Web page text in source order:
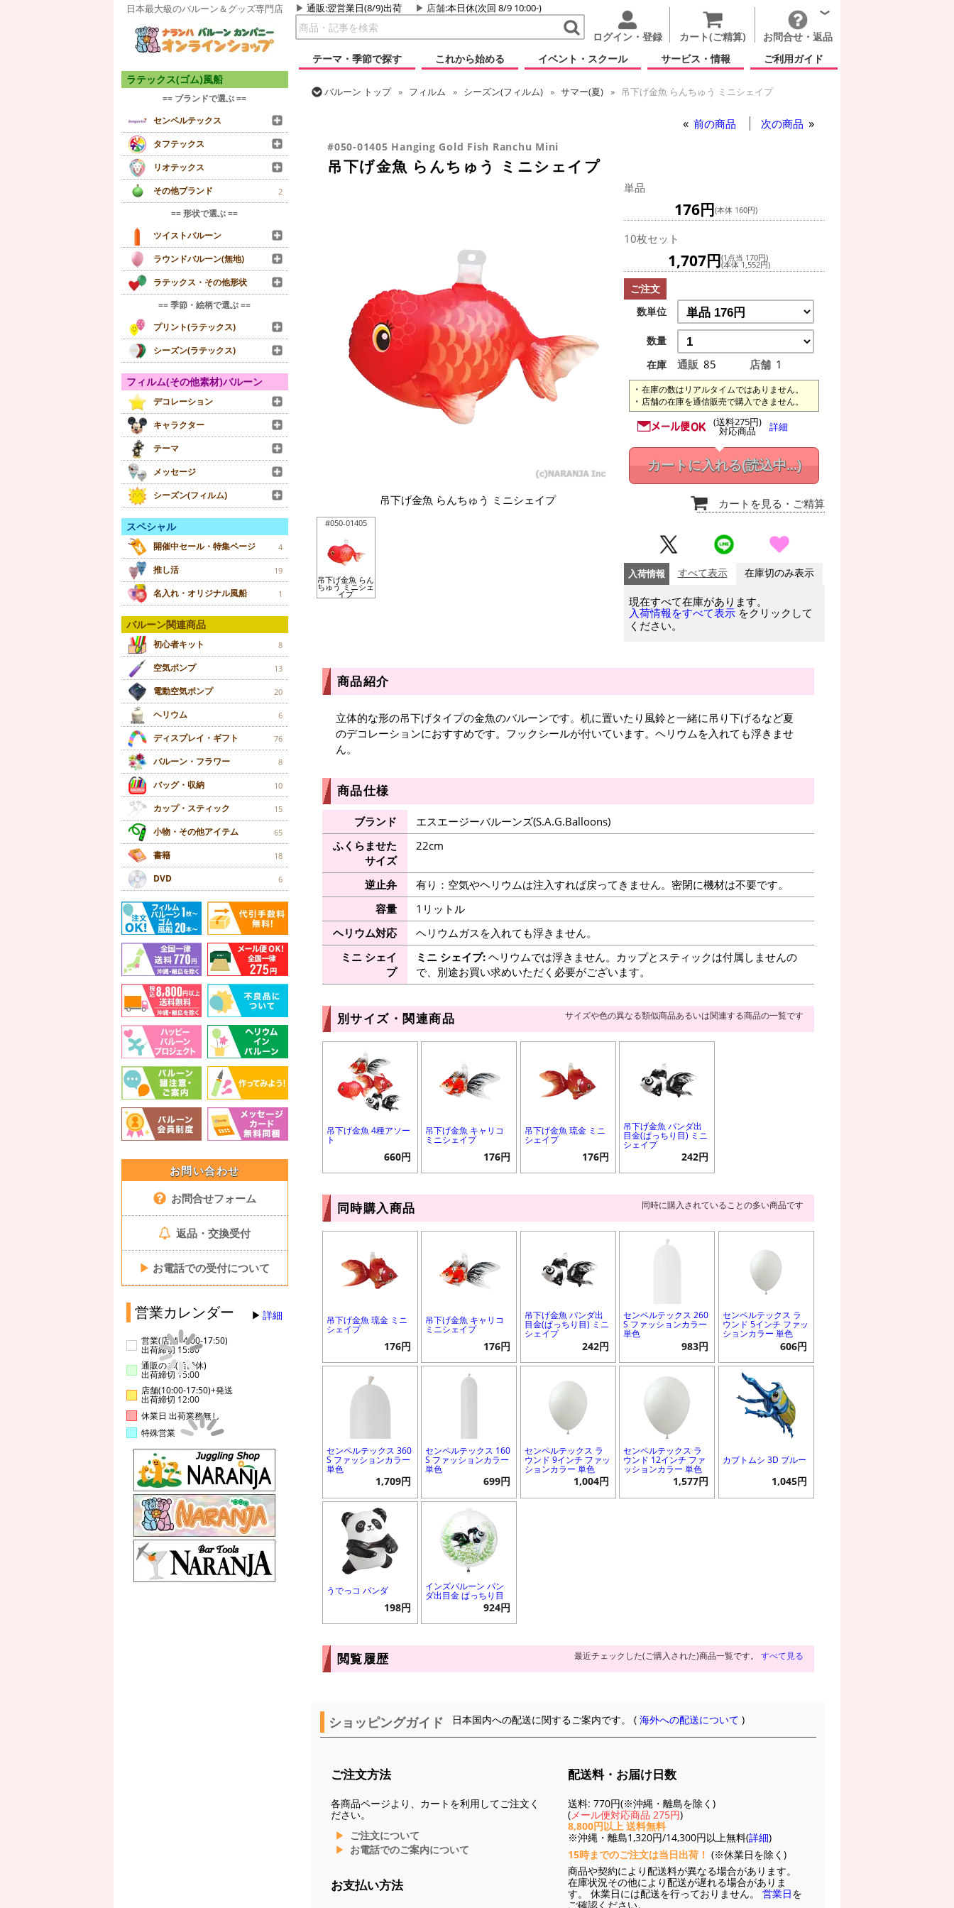
日本最大級のバルーン＆グッズ専門店 通販:翌営業日(8/9)出荷 店舗:本日休(次回 8/9 10:00-)
ログイン・登録 カート(ご精算)
お問合せ・返品
テーマ・季節で探す
これから始める イベント・スクール サービス・情報 ご利用ガイド
ラテックス(ゴム)風船
== ブランドで選ぶ ==
センペルテックス
タフテックス
リオテックス
その他ブランド
2
== 形状で選ぶ ==
ツイストバルーン
ラウンドバルーン(無地)
ラテックス・その他形状
== 季節・絵柄で選ぶ ==
プリント(ラテックス)
シーズン(ラテックス)
フィルム(その他素材)バルーン
デコレーション
キャラクター
テーマ
メッセージ
シーズン(フィルム)
スペシャル
開催中セール・特集ページ 4
推し活 19
名入れ・オリジナル風船 1
バルーン関連商品
初心者キット 8
空気ポンプ 13
電動空気ポンプ 20
ヘリウム 6
ディスプレイ・ギフト 76
バルーン・フラワー 8
バッグ・収納 10
カップ・スティック 15
小物・その他アイテム 65
書籍 18
DVD 6
お問い合わせ
お問合せフォーム
返品・交換受付
▶ お電話での受付について
営業カレンダー 詳細
営業(店舗14:00-17:50)
出荷締切 15:00
通販のみ(店舗休)
出荷締切 15:00
店舗(10:00-17:50)+発送
出荷締切 12:00
休業日 出荷業務無し
特殊営業
バルーン トップ フィルム シーズン(フィルム) サマー(夏)
吊下げ金魚 らんちゅう ミニシェイプ
前の商品 次の商品
#050-01405 Hanging Gold Fish Ranchu Mini
吊下げ金魚 らんちゅう ミニシェイプ
吊下げ金魚 らんちゅう ミニシェイプ
#050-01405
吊下げ金魚 らん
ちゅう ミニシェ
イプ
単品
176円(本体 160円)
10枚セット
1,707円(1点当 170円)
(本体 1,552円)
ご注文
数単位
数量
在庫
通販 85 店舗 1
在庫の数はリアルタイムではありません。
店舗の在庫を通信販売で購入できません。
(送料275円)
対応商品 詳細
カートに入れる(読込中...)
カートを見る ・ご精算
入荷情報 すべて表示 在庫切のみ表示
現在すべて在庫があります。
入荷情報をすべて表示 をクリックして
ください。
商品紹介
立体的な形の吊下げタイプの金魚のバルーンです。机に置いたり風鈴と一緒に吊り下げるなど夏
のデコレーションにおすすめです。フックシールが付いています。ヘリウムを入れても浮きませ
ん。
商品仕様
ブランド
エスエージーバルーンズ(S.A.G.Balloons)
ふくらませた
サイズ
22cm
逆止弁
有り：空気やヘリウムは注入すれば戻ってきません。密閉に機材は不要です。
容量
1リットル
ヘリウム対応
ヘリウムガスを入れても浮きません。
ミニ シェイ
プ
ミニ シェイプ:ヘリウムでは浮きません。カップとスティックは付属しませんの
で、別途お買い求めいただく必要がございます。
別サイズ・関連商品 サイズや色の異なる類似商品あるいは関連する商品の一覧です
吊下げ金魚 4種アソー
ト
660円
吊下げ金魚 キャリコ
ミニシェイプ
176円
吊下げ金魚 琉金 ミニ
シェイプ
176円
吊下げ金魚 パンダ出
目金(ぱっちり目) ミニ
シェイプ
242円
同時購入商品 同時に購入されていることの多い商品です
吊下げ金魚 琉金 ミニ
シェイプ
176円
吊下げ金魚 キャリコ
ミニシェイプ
176円
吊下げ金魚 パンダ出
目金(ぱっちり目) ミニ
シェイプ
242円
センペルテックス 260
S ファッションカラー
単色
983円
センペルテックス ラ
ウンド 5インチ ファッ
ションカラー 単色
606円
センペルテックス 360
S ファッションカラー
単色
1,709円
センペルテックス 160
S ファッションカラー
単色
699円
センペルテックス ラ
ウンド 9インチ ファッ
ションカラー 単色
1,004円
センペルテックス ラ
ウンド 12インチ ファ
ッションカラー 単色
1,577円
カブトムシ 3D ブルー
1,045円
うでっコ パンダ
198円
インズバルーン パン
ダ出目金 ぱっちり目
924円
閲覧履歴 最近チェックした(ご購入された)商品一覧です。 すべて見る
ショッピングガイド 日本国内への配送に関するご案内です。 (海外への配送について )
ご注文方法
各商品ページより、カートを利用してご注文く
ださい。
ご注文について
お電話でのご案内について
お支払い方法
配送料・お届け日数
送料: 770円(※沖縄・離島を除く)
(メール便対応商品 275円)
8,800円以上 送料無料
※沖縄・離島1,320円/14,300円以上無料(詳細)
15時までのご注文は当日出荷！ (※休業日を除く)
商品や契約により配送料が異なる場合があります。
在庫状況その他により配送が遅れる場合がありま
す。 休業日には配送を行っておりません。 営業日を
ご確認ください。